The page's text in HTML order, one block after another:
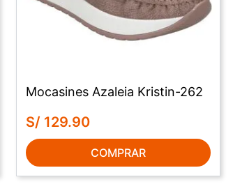
Mocasines Azaleia Kristin-262
S/ 129.90
COMPRAR